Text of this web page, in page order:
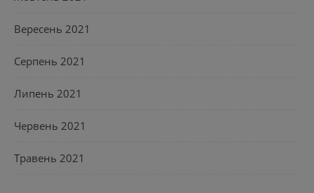
Вересень 2021
Серпень 2021
Липень 2021
Червень 2021
Травень 2021